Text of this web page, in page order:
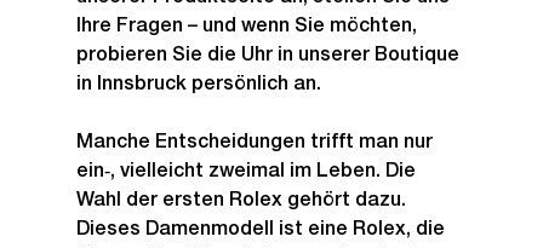
Ihre Fragen – und wenn Sie möchten,
probieren Sie die Uhr in unserer Boutique
in Innsbruck persönlich an.
Manche Entscheidungen trifft man nur
ein‑, vielleicht zweimal im Leben. Die
Wahl der ersten Rolex gehört dazu.
Dieses Damenmodell ist eine Rolex, die